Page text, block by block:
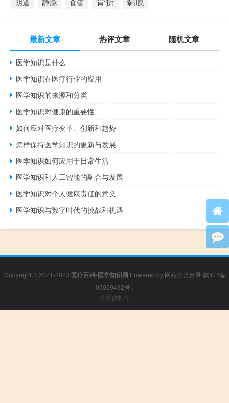
阴道
最新文章 热评文章 随机文章
医学知识是什么
医学知识在医疗行业的应用
医学知识的来源和分类
医学知识对健康的重要性
如何应对医疗变革、创新和趋势
怎样保持医学知识的更新与发展
医学知识如何应用于日常生活
医学知识和人工智能的融合与发展
医学知识对个人健康责任的意义
医学知识与数字时代的挑战和机遇
Copyright © 2021-2023 医疗百科-医学知识网 Powered by 网站分类目录 陕ICP备
05009492号
小男孩制作